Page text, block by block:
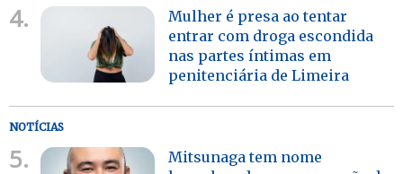
4.
Mulher é presa ao tentar
entrar com droga escondida
nas partes íntimas em
penitenciária de Limeira
NOTÍCIAS
5.
Mitsunaga tem nome